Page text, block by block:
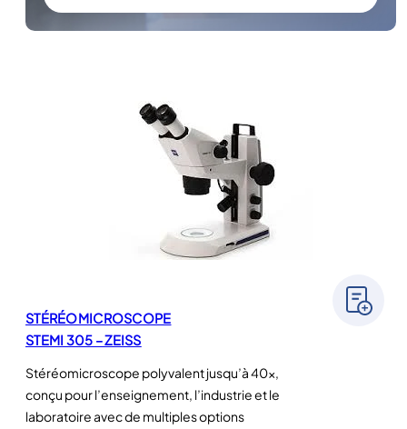
STÉRÉOMICROSCOPE
STEMI 305 – ZEISS
Stéréomicroscope polyvalent jusqu’à 40x,
conçu pour l’enseignement, l’industrie et le
laboratoire avec de multiples options